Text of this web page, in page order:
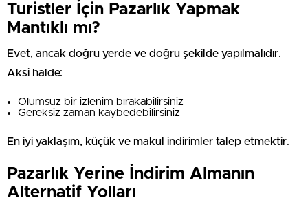
Turistler İçin Pazarlık Yapmak
Mantıklı mı?
Evet, ancak doğru yerde ve doğru şekilde yapılmalıdır.
Aksi halde:
Olumsuz bir izlenim bırakabilirsiniz
Gereksiz zaman kaybedebilirsiniz
En iyi yaklaşım, küçük ve makul indirimler talep etmektir.
Pazarlık Yerine İndirim Almanın
Alternatif Yolları